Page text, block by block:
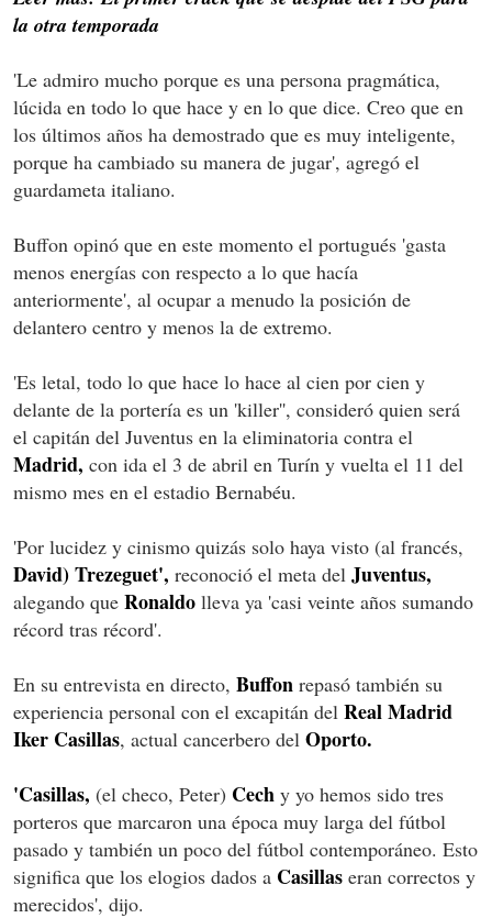
la otra temporada
'Le admiro mucho porque es una persona pragmática,
lúcida en todo lo que hace y en lo que dice. Creo que en
los últimos años ha demostrado que es muy inteligente,
porque ha cambiado su manera de jugar', agregó el
guardameta italiano.
Buffon opinó que en este momento el portugués 'gasta
menos energías con respecto a lo que hacía
anteriormente', al ocupar a menudo la posición de
delantero centro y menos la de extremo.
'Es letal, todo lo que hace lo hace al cien por cien y
delante de la portería es un 'killer'', consideró quien será
el capitán del Juventus en la eliminatoria contra el
Madrid, con ida el 3 de abril en Turín y vuelta el 11 del
mismo mes en el estadio Bernabéu.
'Por lucidez y cinismo quizás solo haya visto (al francés,
David) Trezeguet', reconoció el meta del Juventus,
alegando que Ronaldo lleva ya 'casi veinte años sumando
récord tras récord'.
En su entrevista en directo, Buffon repasó también su
experiencia personal con el excapitán del Real Madrid
Iker Casillas, actual cancerbero del Oporto.
'Casillas, (el checo, Peter) Cech y yo hemos sido tres
porteros que marcaron una época muy larga del fútbol
pasado y también un poco del fútbol contemporáneo. Esto
significa que los elogios dados a Casillas eran correctos y
merecidos', dijo.